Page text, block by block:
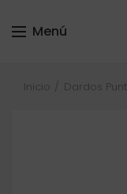
Menú
Inicio Dardos